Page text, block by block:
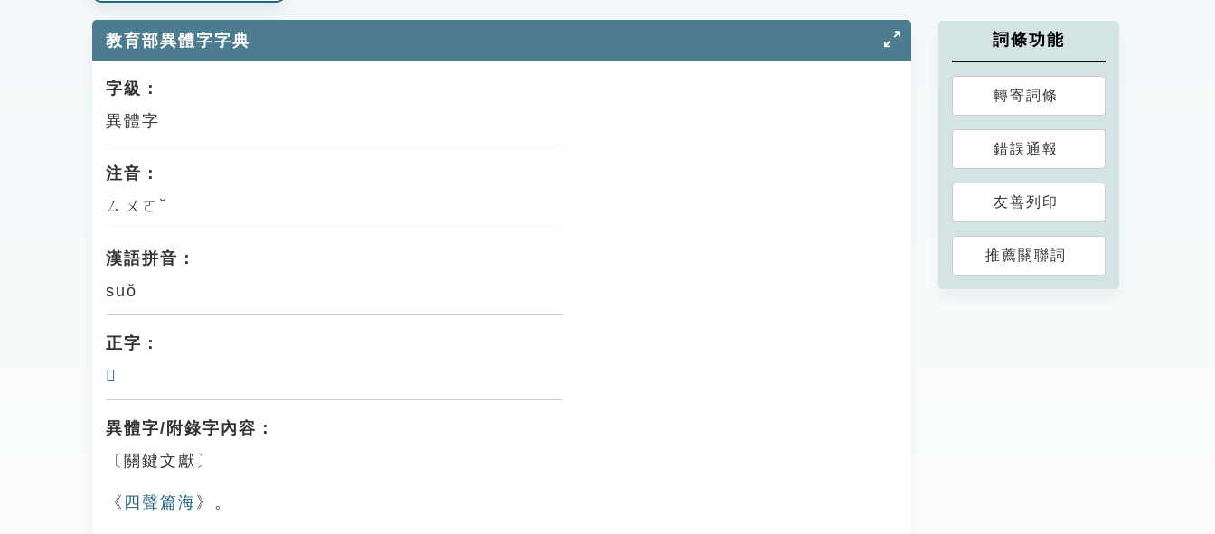
教育部異體字字典
字級：
異體字
注音：
ㄙㄨㄛˇ
漢語拼音：
suǒ
正字：
𨻈
異體字/附錄字內容：
〔關鍵文獻〕
《 四聲篇海 》。
詞條功能
轉寄詞條
錯誤通報
友善列印
推薦關聯詞